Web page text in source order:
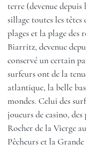
terre (devenue
sillage toutes les têtes
plages et la plage des
Biarritz, devenue
conservé un certain
surfeurs ont de la
atlantique, la belle
mondes. Celui des
joueurs de casino,
Rocher de la Vierge
Pêcheurs et la